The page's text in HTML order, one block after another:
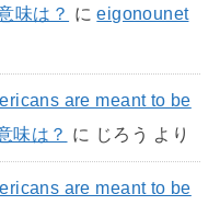
味は？ にeigonounet
are meant to be
味は？ に じろう より
are meant to be